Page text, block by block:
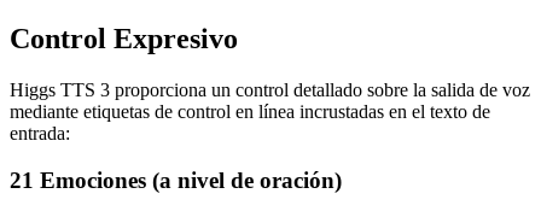
Control Expresivo
Higgs TTS 3 proporciona un control detallado sobre la salida de voz
mediante etiquetas de control en línea incrustadas en el texto de
entrada:
21 Emociones (a nivel de oración)